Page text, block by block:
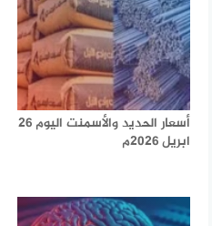
أسعار الحديد والأسمنت اليوم 26
ابريل 2026م